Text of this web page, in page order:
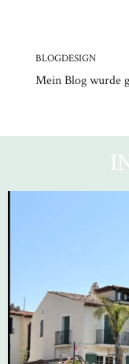
BLOGDESIGN
Mein Blog wurde